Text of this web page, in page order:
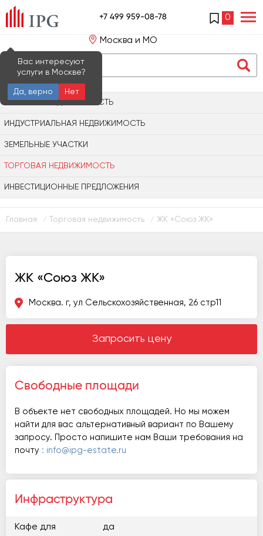
+7 499 959-08-78 0
Москва и МО
Вас интересуют
услуги в Москве?
Да, верно
Нет
ОФИСНАЯ НЕДВИЖИМОСТЬ
ИНДУСТРИАЛЬНАЯ НЕДВИЖИМОСТЬ
ЗЕМЕЛЬНЫЕ УЧАСТКИ
ТОРГОВАЯ НЕДВИЖИМОСТЬ
ИНВЕСТИЦИОННЫЕ ПРЕДЛОЖЕНИЯ
Главная / Торговая недвижимость / ЖК «Союз ЖК»
ЖК «Союз ЖК»
Москва. г, ул Сельскохозяйственная, 26 стр11
Запросить цену
Свободные площади
В объекте нет свободных площадей. Но мы можем
найти для вас альтернативный вариант по Вашему
запросу. Просто напишите нам Ваши требования на
почту : info@ipg-estate.ru
Инфраструктура
Кафе для
да